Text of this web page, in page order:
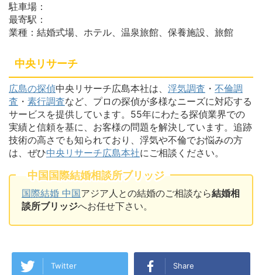
駐車場：
最寄駅：
業種：結婚式場、ホテル、温泉旅館、保養施設、旅館
中央リサーチ
広島の探偵中央リサーチ広島本社は、 浮気調査 ・ 不倫調
査 ・ 素行調査など、プロの探偵が多様なニーズに対応する
サービスを提供しています。55年にわたる探偵業界での
実績と信頼を基に、お客様の問題を解決しています。追跡
技術の高さでも知られており、浮気や不倫でお悩みの方
は、ぜひ中央リサーチ広島本社にご相談ください。
中国国際結婚相談所ブリッジ
国際結婚 中国アジア人との結婚のご相談なら結婚相
談所ブリッジへお任せ下さい。
Twitter Share